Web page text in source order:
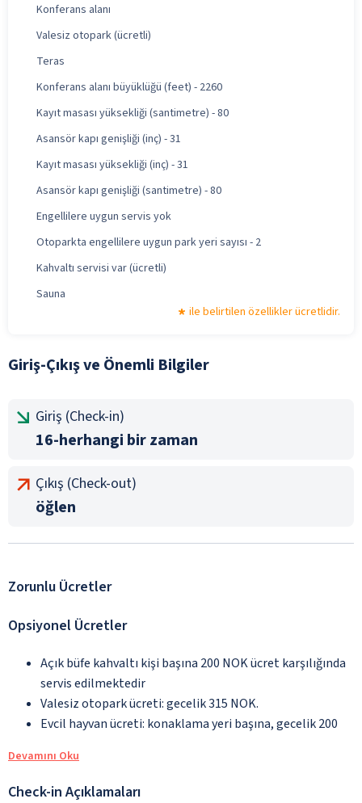
Konferans alanı
Valesiz otopark (ücretli)
Teras
Konferans alanı büyüklüğü (feet) - 2260
Kayıt masası yüksekliği (santimetre) - 80
Asansör kapı genişliği (inç) - 31
Kayıt masası yüksekliği (inç) - 31
Asansör kapı genişliği (santimetre) - 80
Engellilere uygun servis yok
Otoparkta engellilere uygun park yeri sayısı - 2
Kahvaltı servisi var (ücretli)
Sauna
ile belirtilen özellikler ücretlidir.
Giriş-Çıkış ve Önemli Bilgiler
Giriş (Check-in)
16-herhangi bir zaman
Çıkış (Check-out)
öğlen
Zorunlu Ücretler
Opsiyonel Ücretler
Açık büfe kahvaltı kişi başına 200 NOK ücret karşılığında
servis edilmektedir
Valesiz otopark ücreti: gecelik 315 NOK.
Evcil hayvan ücreti: konaklama yeri başına, gecelik 200
Devamını Oku
Check-in Açıklamaları